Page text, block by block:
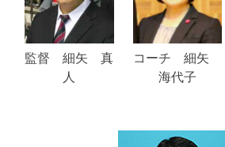
監督 細矢 真
人
コーチ 細矢
海代子